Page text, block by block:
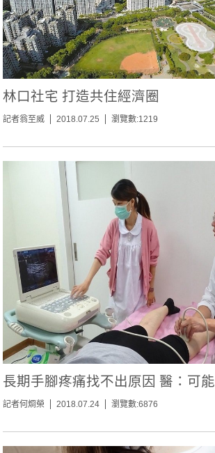
林口社宅 打造共住經濟圈
記者翁至威 2018.07.25 瀏覽數:1219
長期手腳疼痛找不出原因 醫：可
記者何烱榮 2018.07.24 瀏覽數:6876